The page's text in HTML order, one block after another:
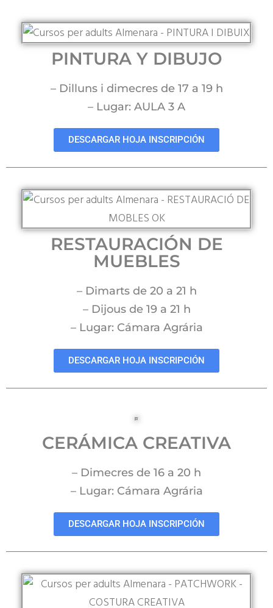
PINTURA Y DIBUJO
– Dilluns i dimecres de 17 a 19 h
– Lugar: AULA 3 A
DESCARGAR HOJA INSCRIPCIÓN
RESTAURACIÓN DE
MUEBLES
– Dimarts de 20 a 21 h
– Dijous de 19 a 21 h
– Lugar: Cámara Agrária
DESCARGAR HOJA INSCRIPCIÓN
CERÁMICA CREATIVA
– Dimecres de 16 a 20 h
– Lugar: Cámara Agrária
DESCARGAR HOJA INSCRIPCIÓN